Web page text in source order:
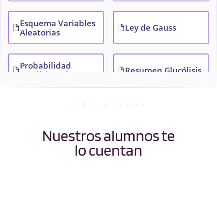
Esquema Variables
Aleatorias
Ley de Gauss
Probabilidad
condicionada
Resumen Glucólisis
Nuestros alumnos te
lo cuentan